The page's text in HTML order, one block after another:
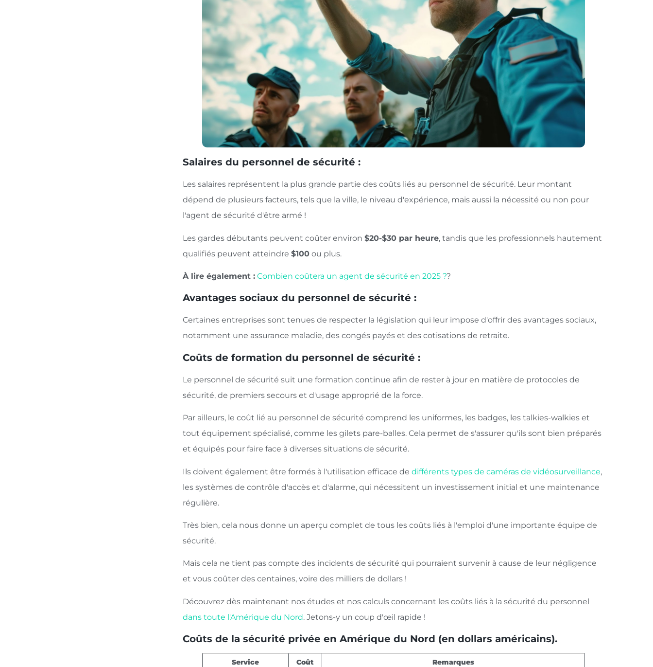
Salaires du personnel de sécurité :
Les salaires représentent la plus grande partie des coûts liés au personnel de sécurité. Leur montant
dépend de plusieurs facteurs, tels que la ville, le niveau d'expérience, mais aussi la nécessité ou non pour
l'agent de sécurité d'être armé !
Les gardes débutants peuvent coûter environ $20-$30 par heure, tandis que les professionnels hautement
qualifiés peuvent atteindre $100ou plus.
À lire également : Combien coûtera un agent de sécurité en 2025 ??
Avantages sociaux du personnel de sécurité :
Certaines entreprises sont tenues de respecter la législation qui leur impose d'offrir des avantages sociaux,
notamment une assurance maladie, des congés payés et des cotisations de retraite.
Coûts de formation du personnel de sécurité :
Le personnel de sécurité suit une formation continue afin de rester à jour en matière de protocoles de
sécurité, de premiers secours et d'usage approprié de la force.
Par ailleurs, le coût lié au personnel de sécurité comprend les uniformes, les badges, les talkies-walkies et
tout équipement spécialisé, comme les gilets pare-balles. Cela permet de s'assurer qu'ils sont bien préparés
et équipés pour faire face à diverses situations de sécurité.
Ils doivent également être formés à l'utilisation efficace de différents types de caméras de vidéosurveillance,
les systèmes de contrôle d'accès et d'alarme, qui nécessitent un investissement initial et une maintenance
régulière.
Très bien, cela nous donne un aperçu complet de tous les coûts liés à l'emploi d'une importante équipe de
sécurité.
Mais cela ne tient pas compte des incidents de sécurité qui pourraient survenir à cause de leur négligence
et vous coûter des centaines, voire des milliers de dollars !
Découvrez dès maintenant nos études et nos calculs concernant les coûts liés à la sécurité du personnel
dans toute l'Amérique du Nord. Jetons-y un coup d'œil rapide !
Coûts de la sécurité privée en Amérique du Nord (en dollars américains).
Service Coût Remarques